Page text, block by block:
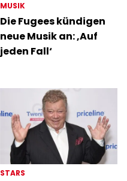
MUSIK
Die Fugees kündigen
neue Musik an: ‚Auf
jeden Fall‘
STARS